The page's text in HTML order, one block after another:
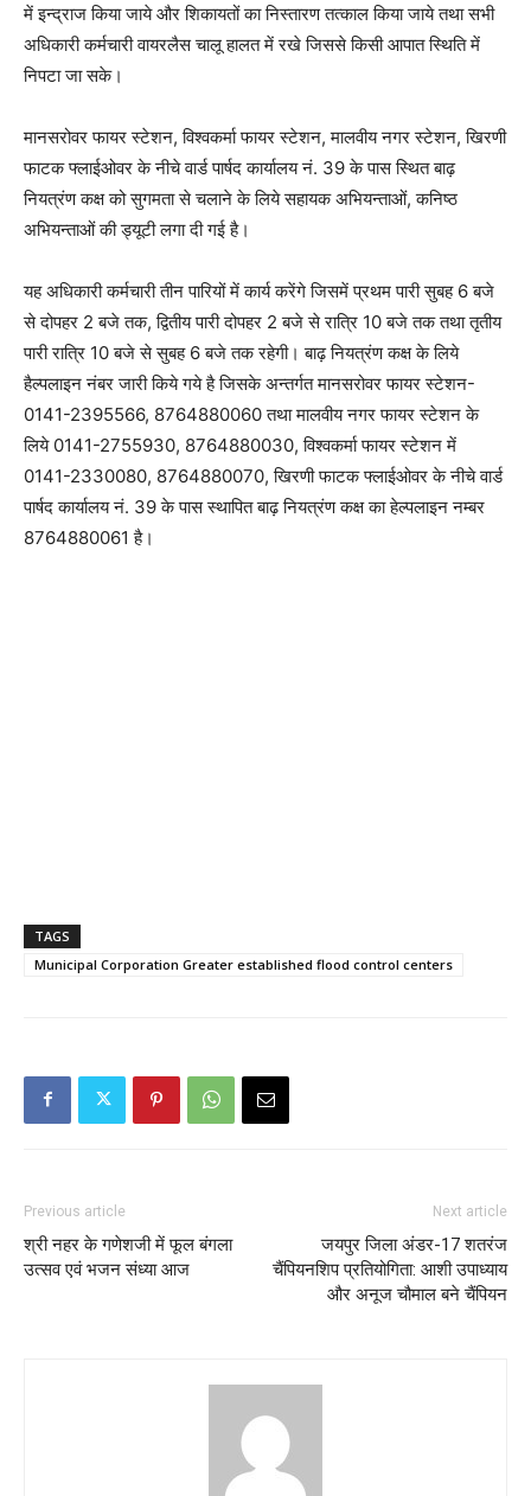
में इन्द्राज किया जाये और शिकायतों का निस्तारण तत्काल किया जाये तथा सभी
अधिकारी कर्मचारी वायरलैस चालू हालत में रखे जिससे किसी आपात स्थिति में
निपटा जा सके।
मानसरोवर फायर स्टेशन, विश्वकर्मा फायर स्टेशन, मालवीय नगर स्टेशन, खिरणी
फाटक फ्लाईओवर के नीचे वार्ड पार्षद कार्यालय नं. 39 के पास स्थित बाढ़
नियत्रंण कक्ष को सुगमता से चलाने के लिये सहायक अभियन्ताओं, कनिष्ठ
अभियन्ताओं की ड्यूटी लगा दी गई है।
यह अधिकारी कर्मचारी तीन पारियों में कार्य करेंगे जिसमें प्रथम पारी सुबह 6 बजे
से दोपहर 2 बजे तक, द्वितीय पारी दोपहर 2 बजे से रात्रि 10 बजे तक तथा तृतीय
पारी रात्रि 10 बजे से सुबह 6 बजे तक रहेगी। बाढ़ नियत्रंण कक्ष के लिये
हैल्पलाइन नंबर जारी किये गये है जिसके अन्तर्गत मानसरोवर फायर स्टेशन-
0141-2395566, 8764880060 तथा मालवीय नगर फायर स्टेशन के
लिये 0141-2755930, 8764880030, विश्वकर्मा फायर स्टेशन में
0141-2330080, 8764880070, खिरणी फाटक फ्लाईओवर के नीचे वार्ड
पार्षद कार्यालय नं. 39 के पास स्थापित बाढ़ नियत्रंण कक्ष का हेल्पलाइन नम्बर
8764880061 है।
TAGS
Municipal Corporation Greater established flood control centers
Previous article
श्री नहर के गणेशजी में फूल बंगला
उत्सव एवं भजन संध्या आज
Next article
जयपुर जिला अंडर-17 शतरंज
चैंपियनशिप प्रतियोगिता: आशी उपाध्याय
और अनूज चौमाल बने चैंपियन